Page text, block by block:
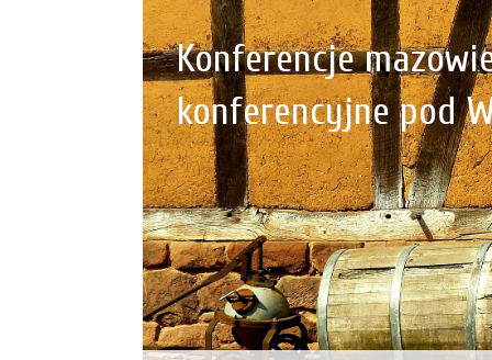
Konferencje
konferencyjne pod